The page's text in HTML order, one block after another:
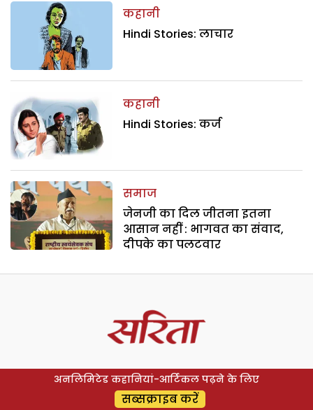
कहानी
Hindi Stories: लाचार
कहानी
Hindi Stories: कर्ज
समाज
जेनजी का दिल जीतना इतना
आसान नहीं : भागवत का संवाद,
दीपके का पलटवार
अनलिमिटेड कहानियां-आर्टिकल पढ़ने के लिए
सब्सक्राइब करें